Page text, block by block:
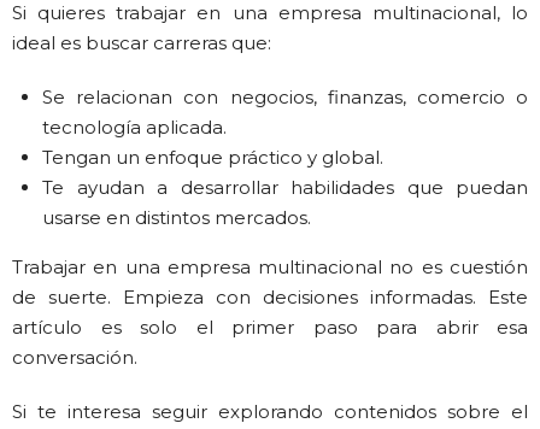
Si quieres trabajar en una empresa multinacional, lo
ideal es buscar carreras que:
Se relacionan con negocios, finanzas, comercio o
tecnología aplicada.
Tengan un enfoque práctico y global.
Te ayudan a desarrollar habilidades que puedan
usarse en distintos mercados.
Trabajar en una empresa multinacional no es cuestión
de suerte. Empieza con decisiones informadas. Este
artículo es solo el primer paso para abrir esa
conversación.
Si te interesa seguir explorando contenidos sobre el